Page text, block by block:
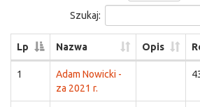
Szukaj:
Lp Nazwa Opis
1
Adam Nowicki -
za 2021 r.